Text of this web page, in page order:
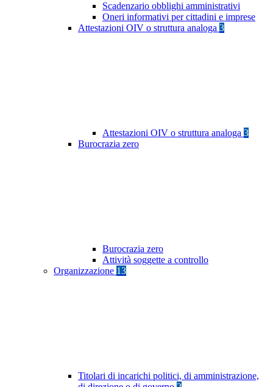
Scadenzario obblighi amministrativi
Oneri informativi per cittadini e imprese
Attestazioni OIV o struttura analoga 3
Attestazioni OIV o struttura analoga 3
Burocrazia zero
Burocrazia zero
Attività soggette a controllo
Organizzazione 13
Titolari di incarichi politici, di amministrazione,